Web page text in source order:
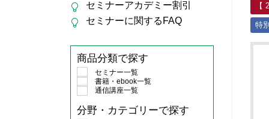
【
特
セミナーアカデミー割引
セミナーに関するFAQ
商品分類で探す
セミナー一覧
書籍・ebook一覧
通信講座一覧
分野・カテゴリーで探す